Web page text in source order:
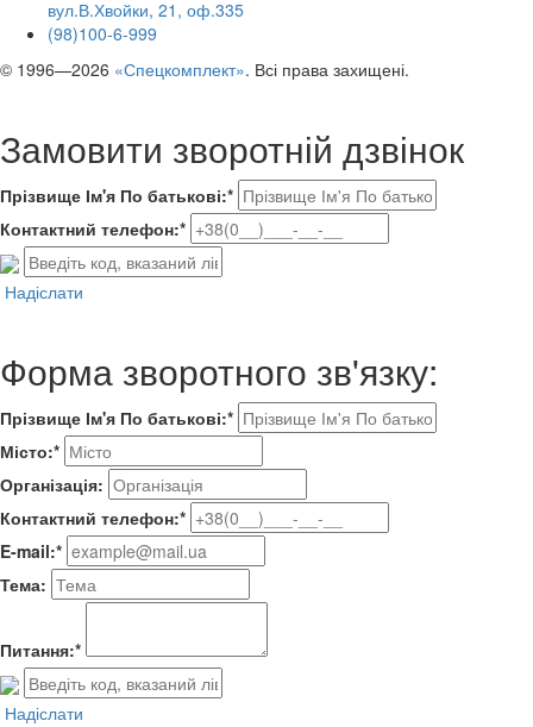
вул.В.Хвойки, 21, оф.335
(98)100-6-999
© 1996—2026 «Спецкомплект». Всі права захищені.
Замовити зворотній дзвінок
Прізвище Ім'я По батькові:*
Контактний телефон:*
Надіслати
Форма зворотного зв'язку:
Прізвище Ім'я По батькові:*
Місто:*
Організація:
Контактний телефон:*
E-mail:*
Тема:
Питання:*
Надіслати